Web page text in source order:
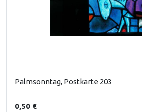
Palmsonntag, Postkarte 203
0,50 €